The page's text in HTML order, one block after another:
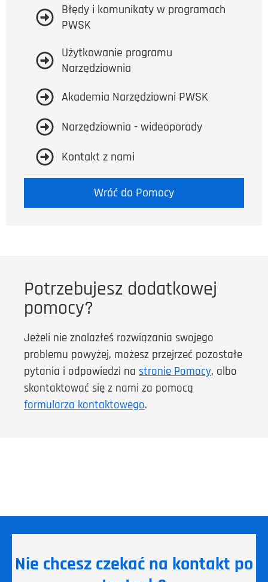
Błędy i komunikaty w programach
PWSK
Użytkowanie programu
Narzędziownia
Akademia Narzędziowni PWSK
Narzędziownia - wideoporady
Kontakt z nami
Wróć do Pomocy
Potrzebujesz dodatkowej
pomocy?
Jeżeli nie znalazłeś rozwiązania swojego
problemu powyżej, możesz przejrzeć pozostałe
pytania i odpowiedzi na stronie Pomocy, albo
skontaktować się z nami za pomocą
formularza kontaktowego.
Nie chcesz czekać na kontakt po